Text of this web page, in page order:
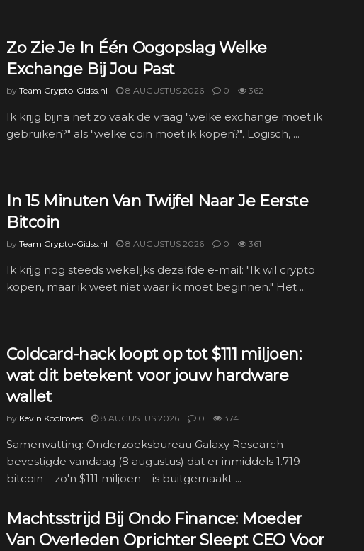
Zo Zie Je In Één Oogopslag Welke
Exchange Bij Jou Past
by Team Crypto-Gidss.nl 8 AUGUSTUS 2026 0 362
Ik krijg bijna net zo vaak de vraag "welke exchange moet ik
gebruiken?" als "welke coin moet ik kopen?". Logisch, ...
In 15 Minuten Van Twijfel Naar Je Eerste
Bitcoin
by Team Crypto-Gidss.nl 8 AUGUSTUS 2026 0 361
Ik krijg nog steeds wekelijks dezelfde e-mail: "Ik wil crypto
kopen, maar ik weet niet waar ik moet beginnen." Het ...
Coldcard-hack loopt op tot $111 miljoen:
wat dit betekent voor jouw hardware
wallet
by Kevin Koolmees 8 AUGUSTUS 2026 0 374
Samenvatting: Onderzoeksbureau Galaxy Research
bevestigde vandaag (8 augustus) dat er inmiddels 1.719
bitcoin – zo'n $111 miljoen – is buitgemaakt ...
Machtsstrijd Bij Ondo Finance: Moeder
Van Overleden Oprichter Sleept CEO Voor